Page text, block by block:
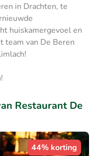
in Drachten, te
huiskamergevoel en
team van De Beren
Restaurant De
44% korting